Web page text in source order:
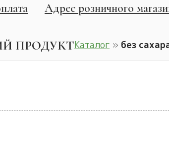
Адрес розничного
ПРОДУКТКаталог » без